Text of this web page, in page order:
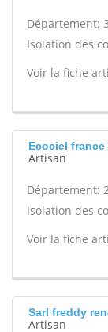
Département:
Isolation des
Voir la fiche
Ecociel france
Artisan
Département:
Isolation des
Voir la fiche
Sarl freddy
Artisan